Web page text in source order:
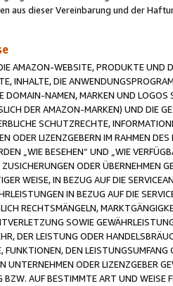
aus dieser Vereinbarung und der
AMAZON-WEBSITE, PRODUKTE UND
INHALTE, DIE
DOMAIN-NAMEN, MARKEN UND
DER AMAZON-MARKEN) UND DIE
SCHUTZRECHTE,
ODER LIZENZGEBERN IM RAHMEN
„WIE BESEHEN“ UND „WIE
ODER ÜBERNEHMEN
WEISE, IN BEZUG AUF DIE
IN BEZUG AUF DIE
RECHTSMÄNGELN,
SOWIE
DER LEISTUNG ODER
FUNKTIONEN, DEN
UNTERNEHMEN ODER LIZENZGEBER
BZW. AUF BESTIMMTE ART UND